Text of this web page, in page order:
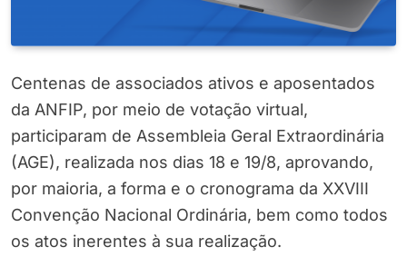
Centenas de associados ativos e aposentados
da ANFIP, por meio de votação virtual,
participaram de Assembleia Geral Extraordinária
(AGE), realizada nos dias 18 e 19/8, aprovando,
por maioria, a forma e o cronograma da XXVIII
Convenção Nacional Ordinária, bem como todos
os atos inerentes à sua realização.